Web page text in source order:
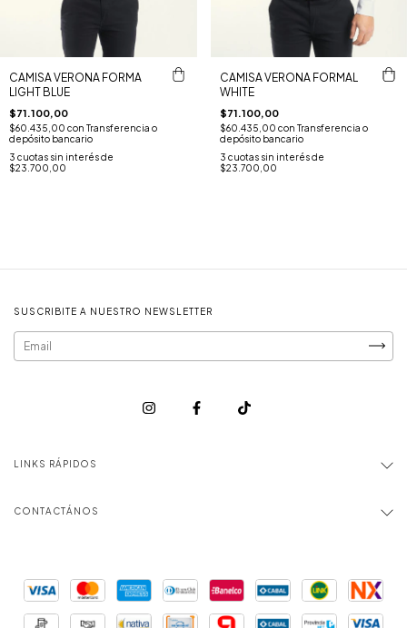
CAMISA VERONA FORMA
LIGHT BLUE
$71.100,00
$60.435,00 con Transferencia o
depósito bancario
3 cuotas sin interés de
$23.700,00
CAMISA VERONA FORMAL
WHITE
$71.100,00
$60.435,00 con Transferencia o
depósito bancario
3 cuotas sin interés de
$23.700,00
SUSCRIBITE A NUESTRO NEWSLETTER
LINKS RÁPIDOS
CONTACTÁNOS